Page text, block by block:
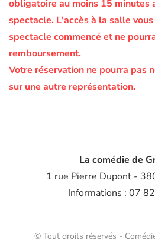
obligatoire au moins 15 minutes
spectacle. L'accès à la salle
spectacle commencé et ne
remboursement.
Votre réservation ne pourra pas
sur une autre représentation.
La comédie de
1 rue Pierre Dupont -
Informations : 07
© Tout droits réservés -